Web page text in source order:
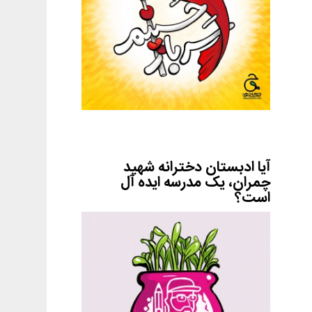
آیا ادبستان دخترانه شهید
چمران، یک مدرسه ایده آل
است؟